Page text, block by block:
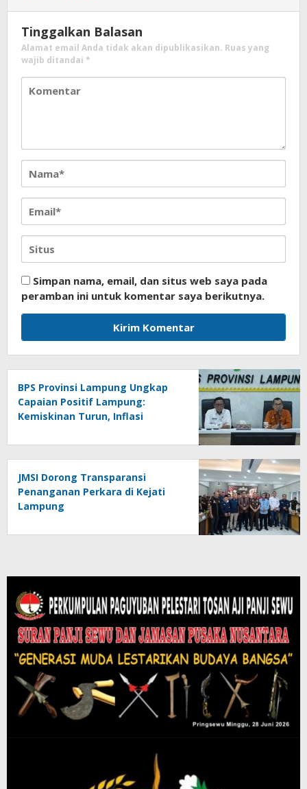
Tinggalkan Balasan
Alamat email Anda tidak akan dipublikasikan. Ruas yang
wajib ditandai *
Simpan nama, email, dan situs web saya pada
peramban ini untuk komentar saya berikutnya.
BPS Provinsi Lampung Ungkap
Capaian Positif Lampung:
Kemiskinan Turun, Inflasi
Tumbuh
JMSI Dorong Transparansi
Penanganan Perkara di Kejati
Lampung